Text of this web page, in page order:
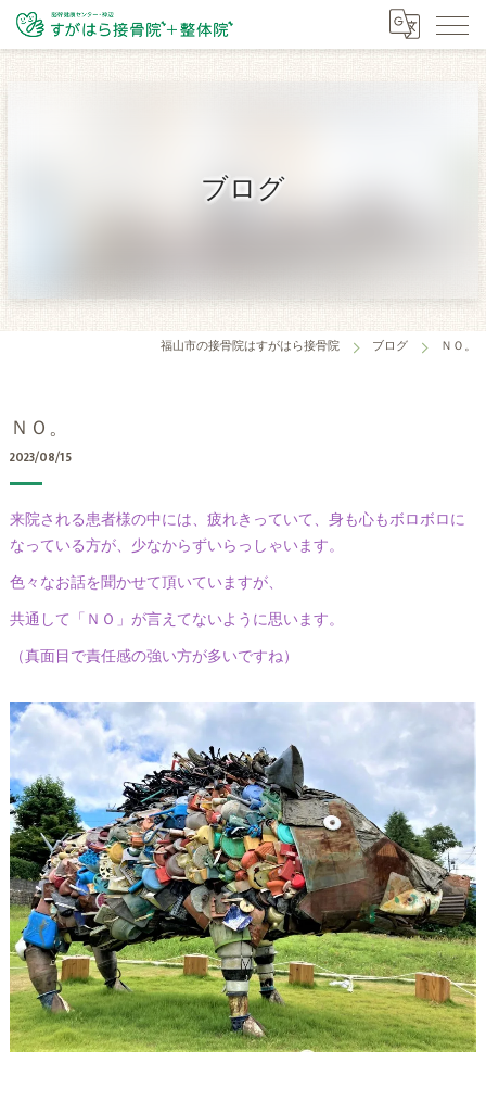
ブログ
福山市の接骨院はすがはら接骨院 ブログ ＮＯ。
ＮＯ。
2023/08/15
来院される患者様の中には、疲れきっていて、身も心もボロボロに
なっている方が、少なからずいらっしゃいます。
色々なお話を聞かせて頂いていますが、
共通して「ＮＯ」が言えてないように思います。
（真面目で責任感の強い方が多いですね）